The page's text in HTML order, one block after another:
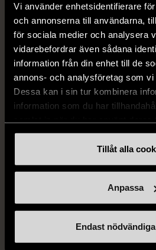
Vi använder enhetsidentifierare
och annonserna till användarna,
för sociala medier och analysera
vidarebefordrar även sådana
information från din enhet till de
annons- och analysföretag som
Dessa kan i sin tur kombinera
information som du har
Tillåt alla
Anpassa
Endast
Allmän kurs -